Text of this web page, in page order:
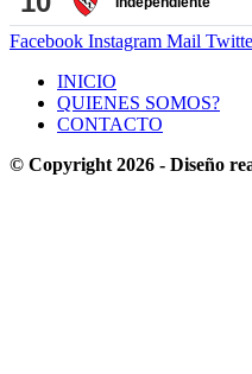
Facebook Instagram Mail
INICIO
QUIENES SOMOS?
CONTACTO
© Copyright 2026 - Diseño